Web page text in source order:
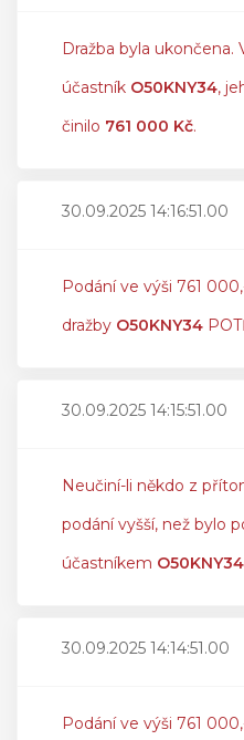
Dražba byla ukončena.
účastník O50KNY34,
činilo 761 000 Kč.
30.09.2025 14:16:51.00
Podání ve výši 761
dražby O50KNY34
30.09.2025 14:15:51.00
Neučiní-li někdo z
podání vyšší, než bylo
účastníkem O50KNY34
30.09.2025 14:14:51.00
Podání ve výši 761